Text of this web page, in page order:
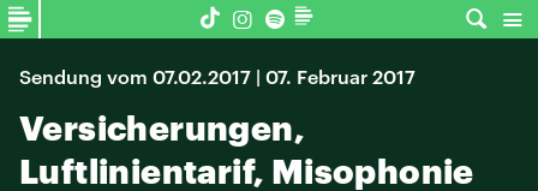
Sendung vom 07.02.2017 | 07. Februar 2017
Versicherungen,
Luftlinientarif, Misophonie